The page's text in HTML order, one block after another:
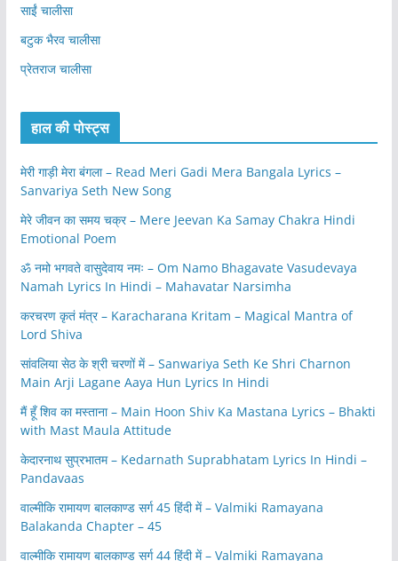
साईं चालीसा
बटुक भैरव चालीसा
प्रेतराज चालीसा
हाल की पोस्ट्स
मेरी गाड़ी मेरा बंगला – Read Meri Gadi Mera Bangala Lyrics –
Sanvariya Seth New Song
मेरे जीवन का समय चक्र – Mere Jeevan Ka Samay Chakra Hindi
Emotional Poem
ॐ नमो भगवते वासुदेवाय नमः – Om Namo Bhagavate Vasudevaya
Namah Lyrics In Hindi – Mahavatar Narsimha
करचरण कृतं मंत्र – Karacharana Kritam – Magical Mantra of
Lord Shiva
सांवलिया सेठ के श्री चरणों में – Sanwariya Seth Ke Shri Charnon
Main Arji Lagane Aaya Hun Lyrics In Hindi
मैं हूँ शिव का मस्ताना – Main Hoon Shiv Ka Mastana Lyrics – Bhakti
with Mast Maula Attitude
केदारनाथ सुप्रभातम – Kedarnath Suprabhatam Lyrics In Hindi –
Pandavaas
वाल्मीकि रामायण बालकाण्ड सर्ग 45 हिंदी में – Valmiki Ramayana
Balakanda Chapter – 45
वाल्मीकि रामायण बालकाण्ड सर्ग 44 हिंदी में – Valmiki Ramayana